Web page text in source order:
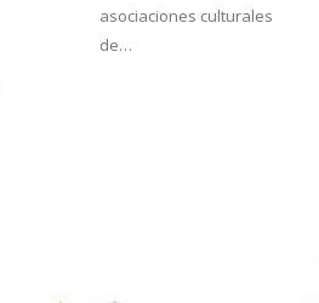
asociaciones culturales
de…